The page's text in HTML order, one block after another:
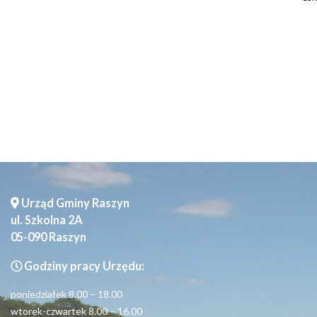
Urząd Gminy Raszyn
ul. Szkolna 2A
05-090 Raszyn
Godziny pracy Urzędu:
poniedziałek 8.00 – 18.00
wtorek-czwartek 8.00 – 16.00